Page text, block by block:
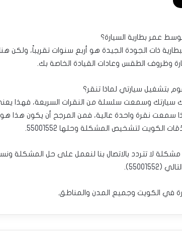
​​عمر بطارية السيارة؟
ذات الجودة الجيدة هو أربع سنوات تقريباً، ولكن
وظروف الطقس وعادات القيادة الخاصة بك.
بتشغيل سيارتي لماذا تنقر؟
وسمعت سلسلة من النقرات السريعة، فهذا يعني
سمعت نقرة واحدة عالية، فمن المرجح أن يكون هذا
الكويت لتشخيص المشكلة وحلها 55001552
.
لا تتردد بالاتصال بنا لنعمل على حل المشكلة
(
55001552
).
في الكويت وجميع المدن والمناطق.